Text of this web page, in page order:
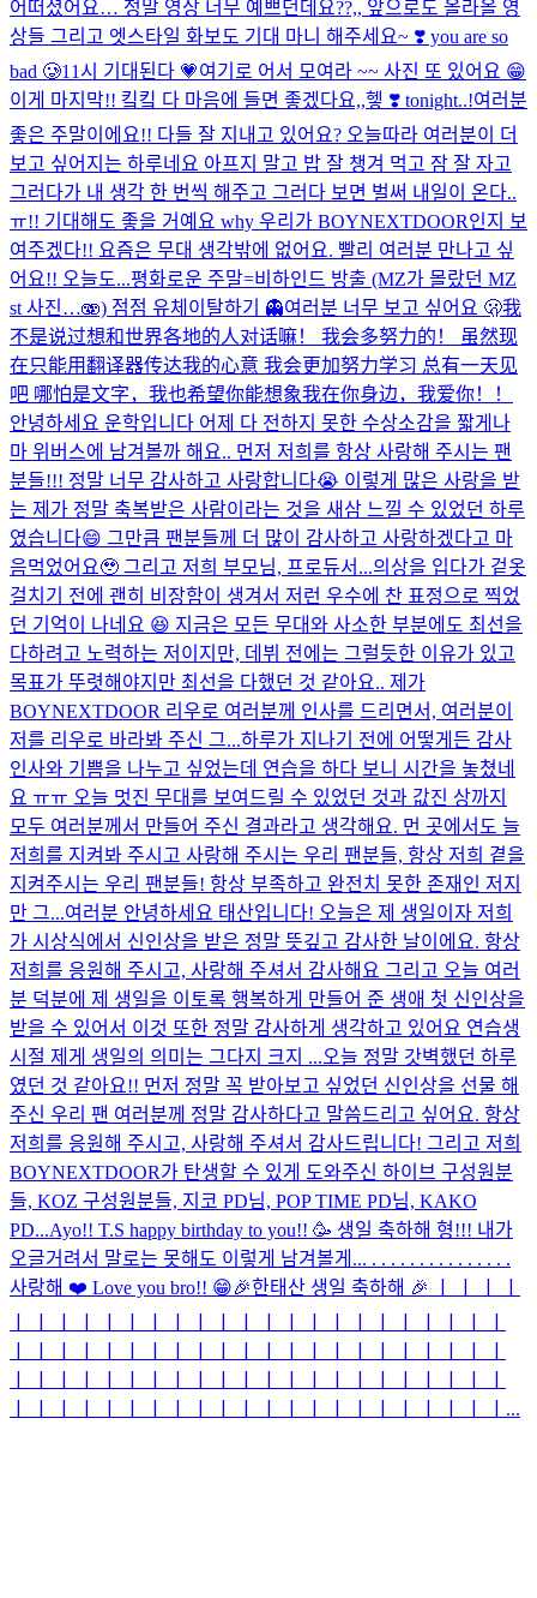
어떠셨어요… 정말 영상 너무 예쁘던데요??,, 앞으로도 올라올 영
상들 그리고 엣스타일 화보도 기대 마니 해주세요~ ❣️ you are so
bad 🥲11시 기대된다 💗여기로 어서 모여라 ~~ 사진 또 있어요 😁
이게 마지막!! 킼킼 다 마음에 들면 좋겠다요,,헿 ❣️ tonight..!여러분
좋은 주말이에요!! 다들 잘 지내고 있어요? 오늘따라 여러분이 더
보고 싶어지는 하루네요 아프지 말고 밥 잘 챙겨 먹고 잠 잘 자고
그러다가 내 생각 한 번씩 해주고 그러다 보면 벌써 내일이 온다..
ㅠ!! 기대해도 좋을 거예요 why 우리가 BOYNEXTDOOR인지 보
여주겠다!! 요즘은 무대 생각밖에 없어요. 빨리 여러분 만나고 싶
어요!! 오늘도...평화로운 주말=비하인드 방출 (MZ가 몰랐던 MZ
st 사진…🫨) 점점 유체이탈하기 👻여러분 너무 보고 싶어요 🫢我
不是说过想和世界各地的人对话嘛！ 我会多努力的！ 虽然现
在只能用翻译器传达我的心意 我会更加努力学习 总有一天见
吧 哪怕是文字，我也希望你能想象我在你身边，我爱你！！
안녕하세요 운학입니다 어제 다 전하지 못한 수상소감을 짧게나
마 위버스에 남겨볼까 해요.. 먼저 저희를 항상 사랑해 주시는 팬
분들!!! 정말 너무 감사하고 사랑합니다😭 이렇게 많은 사랑을 받
는 제가 정말 축복받은 사람이라는 것을 새삼 느낄 수 있었던 하루
였습니다😄 그만큼 팬분들께 더 많이 감사하고 사랑하겠다고 마
음먹었어요🥹 그리고 저희 부모님, 프로듀서...의상을 입다가 겉옷
걸치기 전에 괜히 비장함이 생겨서 저런 우수에 찬 표정으로 찍었
던 기억이 나네요 😆 지금은 모든 무대와 사소한 부분에도 최선을
다하려고 노력하는 저이지만, 데뷔 전에는 그럴듯한 이유가 있고
목표가 뚜렷해야지만 최선을 다했던 것 같아요.. 제가
BOYNEXTDOOR 리우로 여러분께 인사를 드리면서, 여러분이
저를 리우로 바라봐 주신 그...하루가 지나기 전에 어떻게든 감사
인사와 기쁨을 나누고 싶었는데 연습을 하다 보니 시간을 놓쳤네
요 ㅠㅠ 오늘 멋진 무대를 보여드릴 수 있었던 것과 값진 상까지
모두 여러분께서 만들어 주신 결과라고 생각해요. 먼 곳에서도 늘
저희를 지켜봐 주시고 사랑해 주시는 우리 팬분들, 항상 저희 곁을
지켜주시는 우리 팬분들! 항상 부족하고 완전치 못한 존재인 저지
만 그...여러분 안녕하세요 태산입니다! 오늘은 제 생일이자 저희
가 시상식에서 신인상을 받은 정말 뜻깊고 감사한 날이에요. 항상
저희를 응원해 주시고, 사랑해 주셔서 감사해요 그리고 오늘 여러
분 덕분에 제 생일을 이토록 행복하게 만들어 준 생애 첫 신인상을
받을 수 있어서 이것 또한 정말 감사하게 생각하고 있어요 연습생
시절 제게 생일의 의미는 그다지 크지 ...오늘 정말 갓벽했던 하루
였던 것 같아요!! 먼저 정말 꼭 받아보고 싶었던 신인상을 선물 해
주신 우리 팬 여러분께 정말 감사하다고 말씀드리고 싶어요. 항상
저희를 응원해 주시고, 사랑해 주셔서 감사드립니다! 그리고 저희
BOYNEXTDOOR가 탄생할 수 있게 도와주신 하이브 구성원분
들, KOZ 구성원분들, 지코 PD님, POP TIME PD님, KAKO
PD...Ayo!! T.S happy birthday to you!! 🥳 생일 축하해 형!!! 내가
오글거려서 말로는 못해도 이렇게 남겨볼게... . . . . . . . . . . . . . . .
사랑해 ❤️ Love you bro!! 😁🎉한태산 생일 축하해 🎉 ㅣ ㅣ ㅣ ㅣ
ㅣ ㅣ ㅣ ㅣ ㅣ ㅣ ㅣ ㅣ ㅣ ㅣ ㅣ ㅣ ㅣ ㅣ ㅣ ㅣ ㅣ ㅣ ㅣ ㅣ ㅣ ㅣ...